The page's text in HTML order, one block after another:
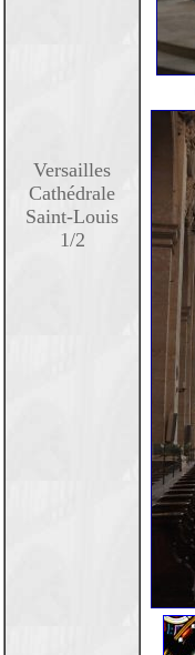
Versailles
Cathédrale
Saint-Louis
1/2